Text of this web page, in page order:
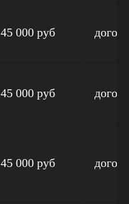
45 000 руб
45 000 руб
45 000 руб